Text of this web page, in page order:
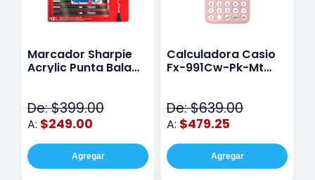
Marcador Sharpie
Acrylic Punta Bala
De: $399.00
A: $249.00
Agregar
Calculadora Casio
Fx-991Cw-Pk-Mt
De: $639.00
A: $479.25
Agregar